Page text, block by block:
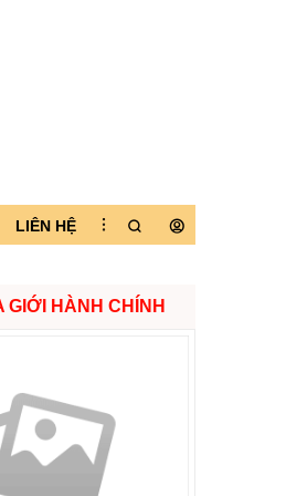
LIÊN HỆ
GIỚI HÀNH CHÍNH